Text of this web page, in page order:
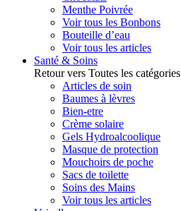
Menthe Poivrée
Voir tous les Bonbons
Bouteille d’eau
Voir tous les articles
Santé & Soins
Retour vers Toutes les catégories
Articles de soin
Baumes à lèvres
Bien-etre
Crème solaire
Gels Hydroalcoolique
Masque de protection
Mouchoirs de poche
Sacs de toilette
Soins des Mains
Voir tous les articles